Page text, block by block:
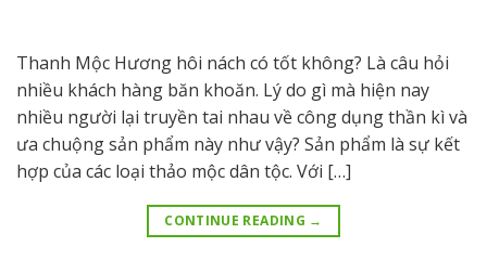
Thanh Mộc Hương hôi nách có tốt không? Là câu hỏi
nhiều khách hàng băn khoăn. Lý do gì mà hiện nay
nhiều người lại truyền tai nhau về công dụng thần kì và
ưa chuộng sản phẩm này như vậy? Sản phẩm là sự kết
hợp của các loại thảo mộc dân tộc. Với […]
CONTINUE READING →